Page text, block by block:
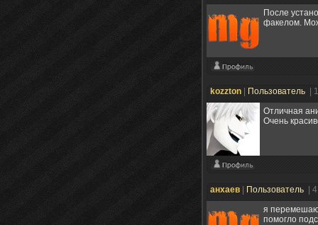
После
факелом.
kozzton Пользователь
|
Отличная
Очень
анхаев Пользователь
|
я перемешаю
помогло